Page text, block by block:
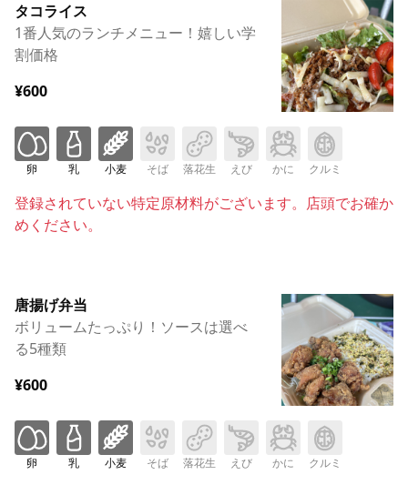
タコライス
1番人気のランチメニュー！嬉しい学
割価格
¥600
卵 乳 小麦 そば 落花生 えび かに クルミ
登録されていない特定原材料がございます。店頭でお確か
めください。
唐揚げ弁当
ボリュームたっぷり！ソースは選べ
る5種類
¥600
卵 乳 小麦 そば 落花生 えび かに クルミ